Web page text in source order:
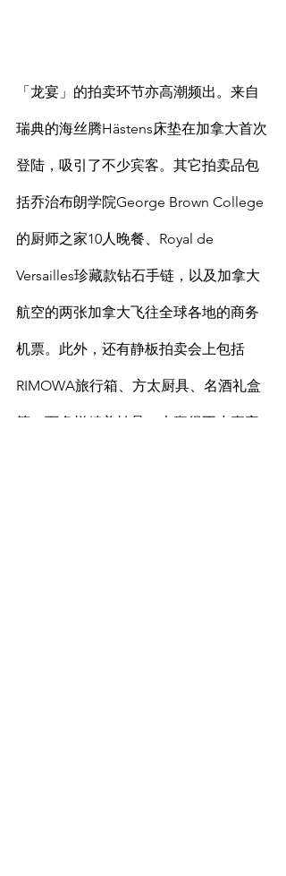
「龙宴」的拍卖环节亦高潮频出。来自
瑞典的海丝腾Hästens床垫在加拿大首次
登陆，吸引了不少宾客。其它拍卖品包
括乔治布朗学院George Brown College
的厨师之家10人晚餐、Royal de
Versailles珍藏款钻石手链，以及加拿大
航空的两张加拿大飞往全球各地的商务
机票。此外，还有静板拍卖会上包括
RIMOWA旅行箱、方太厨具、名酒礼盒
等二百多样精美拍品，也赢得不少嘉宾